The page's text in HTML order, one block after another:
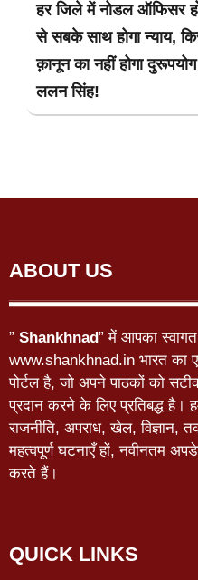
हर जिले में नोडल ऑफिसर
से सबके साथ होगा न्याय,
क़ानून का नहीं होगा
ललन सिंह!
ABOUT US
” Shankhnad” में आपका
www.shankhnad.in भारत का
पोर्टल है, जो अपने पाठकों को
प्रदान करने के लिए प्रतिबद्ध है।
राजनीति, अपराध, खेल, विज्ञान,
महत्वपूर्ण घटनाएँ हों, नवीनतम
करते हैं।
QUICK LINKS